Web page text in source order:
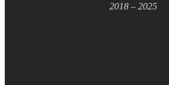
2018 – 2025